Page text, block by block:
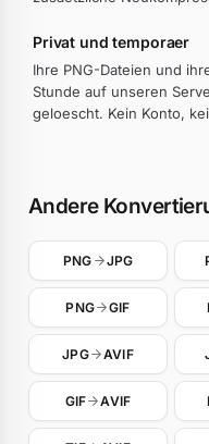
Privat und temporaer
Ihre PNG-Dateien und
Stunde auf unseren
geloescht. Kein Konto,
Andere
PNG JPG
PNG GIF
JPG AVIF
GIF AVIF